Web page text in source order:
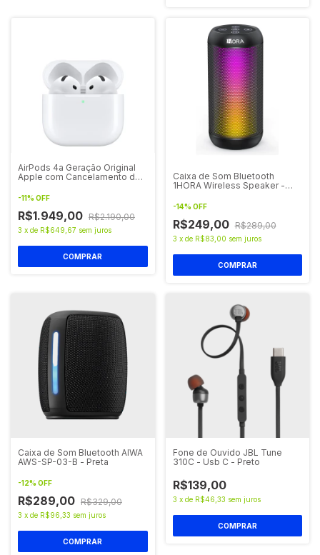
AirPods 4a Geração Original
Apple com Cancelamento de
-11% OFF
R$1.949,00 R$2.190,00
3 x de R$649,67 sem juros
Caixa de Som Bluetooth
1HORA Wireless Speaker -
-14% OFF
R$249,00 R$289,00
3 x de R$83,00 sem juros
Caixa de Som Bluetooth AIWA
AWS-SP-03-B - Preta
-12% OFF
R$289,00 R$329,00
3 x de R$96,33 sem juros
Fone de Ouvido JBL Tune
310C - Usb C - Preto
R$139,00
3 x de R$46,33 sem juros